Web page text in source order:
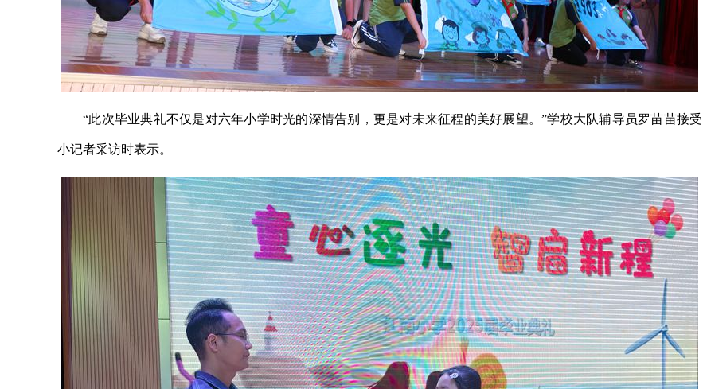
“此次毕业典礼不仅是对六年小学时光的深情告别，更是对未来征程的美好展望。”学校大队辅导员罗苗苗接受
小记者采访时表示。